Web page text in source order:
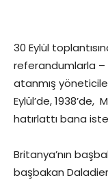
30 Eylül
referandumlarla –
atanmış
Eylül’de, 1938’de,
hatırlattı bana
Britanya’nın
başbakan